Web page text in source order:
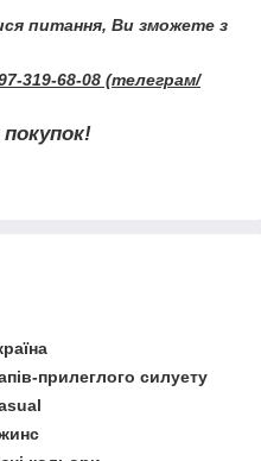
питання, Ви зможете з
68-08 (телеграм/
прилеглого силуету